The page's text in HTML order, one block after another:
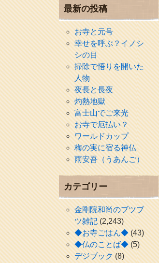
最新の投稿
お寺と元号
幸せを呼ぶ？イノシ
シの目
掃除で悟りを開いた
人物
夜長と長夜
灼熱地獄
富士山でご来光
お寺で厄払い？
ワールドカップ
梅の実に宿る神仏
雨安吾（うあんご）
カテゴリー
金剛院和尚のブツブ
ツ雑記(2,243)
◆お寺ごはん◆(43)
◆仏のことば◆(5)
デジブック(8)